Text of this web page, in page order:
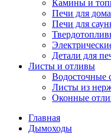
Камины и
Печи для дома
Печи для
Детали для
Листы и отливы
Водосточные
Листы из
Оконные
Главная
Дымоходы